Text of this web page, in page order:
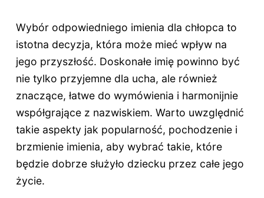
Wybór odpowiedniego imienia dla chłopca to
istotna decyzja, która może mieć wpływ na
jego przyszłość. Doskonałe imię powinno być
nie tylko przyjemne dla ucha, ale również
znaczące, łatwe do wymówienia i harmonijnie
współgrające z nazwiskiem. Warto uwzględnić
takie aspekty jak popularność, pochodzenie i
brzmienie imienia, aby wybrać takie, które
będzie dobrze służyło dziecku przez całe jego
życie.